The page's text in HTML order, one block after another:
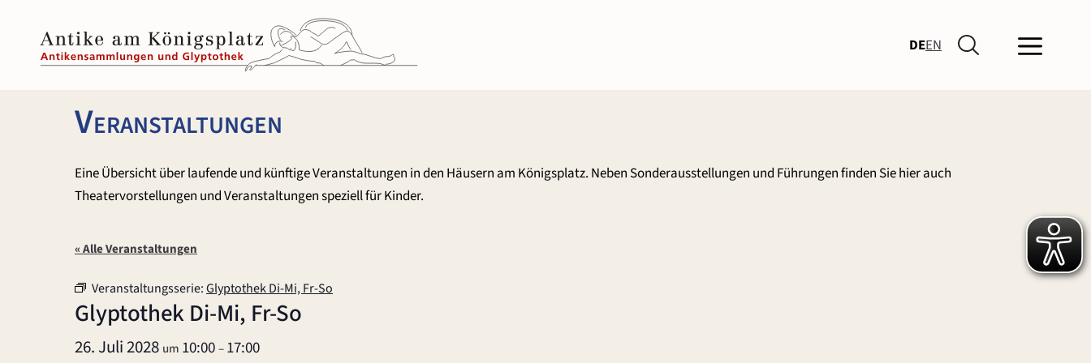
springen
DEEN
Veranstaltungen
Eine Übersicht über laufende und künftige Veranstaltungen in den Häusern am Königsplatz. Neben Sonderausstellungen und Führungen finden Sie hier auch
Theatervorstellungen und Veranstaltungen speziell für Kinder.
« Alle Veranstaltungen
Veranstaltungsserie:Glyptothek Di-Mi, Fr-So
Glyptothek Di-Mi, Fr-So
26. Juli 2028 um 10:00–17:00